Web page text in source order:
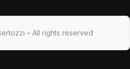
– All rights reserved